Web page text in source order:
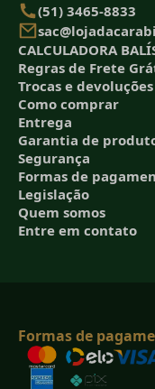
(51) 3465-8833
CALCULADORA
Regras de Frete
Trocas e devoluções
Como comprar
Entrega
Garantia de
Segurança
Formas de
Legislação
Quem somos
Entre em contato
Formas de